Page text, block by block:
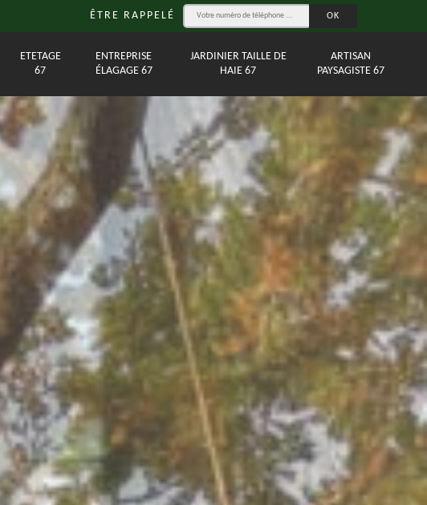
ÊTRE RAPPELÉ
ETETAGE
67
ENTREPRISE
ÉLAGAGE 67
JARDINIER TAILLE DE
HAIE 67
ARTISAN
PAYSAGISTE 67